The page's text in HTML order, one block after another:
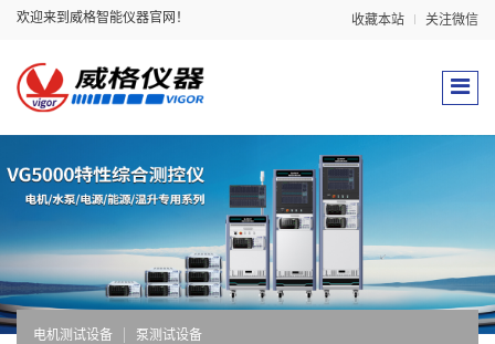
欢迎来到威格智能仪器官网！ 收藏本站 关注微信
电机测试设备 泵测试设备